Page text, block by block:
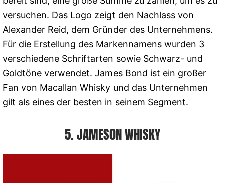
versuchen. Das Logo zeigt den Nachlass von
Alexander Reid, dem Gründer des Unternehmens.
Für die Erstellung des Markennamens wurden 3
verschiedene Schriftarten sowie Schwarz- und
Goldtöne verwendet. James Bond ist ein großer
Fan von Macallan Whisky und das Unternehmen
gilt als eines der besten in seinem Segment.
5. JAMESON WHISKY